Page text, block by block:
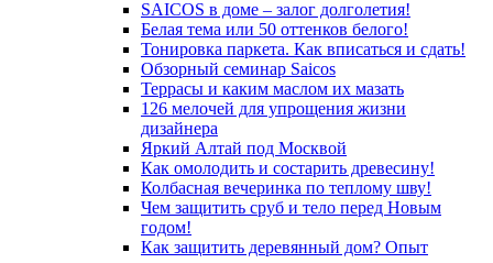
SAICOS в доме – залог долголетия!
Белая тема или 50 оттенков белого!
Тонировка паркета. Как вписаться и сдать!
Обзорный семинар Saicos
Террасы и каким маслом их мазать
126 мелочей для упрощения жизни
дизайнера
Яркий Алтай под Москвой
Как омолодить и состарить древесину!
Колбасная вечеринка по теплому шву!
Чем защитить сруб и тело перед Новым
годом!
Как защитить деревянный дом? Опыт